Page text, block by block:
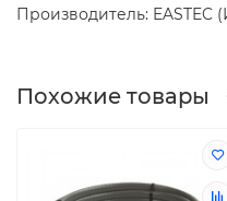
Производитель:
Похожие товары